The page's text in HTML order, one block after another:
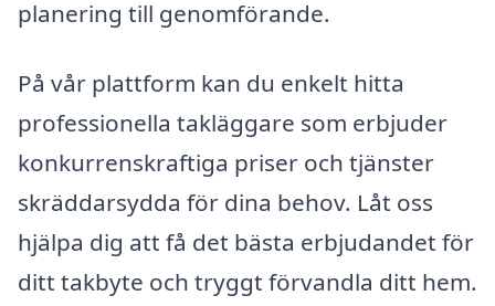
planering till genomförande.
På vår plattform kan du enkelt hitta
professionella takläggare som erbjuder
konkurrenskraftiga priser och tjänster
skräddarsydda för dina behov. Låt oss
hjälpa dig att få det bästa erbjudandet för
ditt takbyte och tryggt förvandla ditt hem.